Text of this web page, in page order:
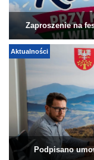
Zaproszenie na
Aktualności
Podpisano